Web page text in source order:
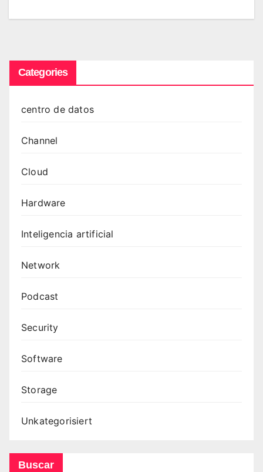
Categories
centro de datos
Channel
Cloud
Hardware
Inteligencia artificial
Network
Podcast
Security
Software
Storage
Unkategorisiert
Buscar